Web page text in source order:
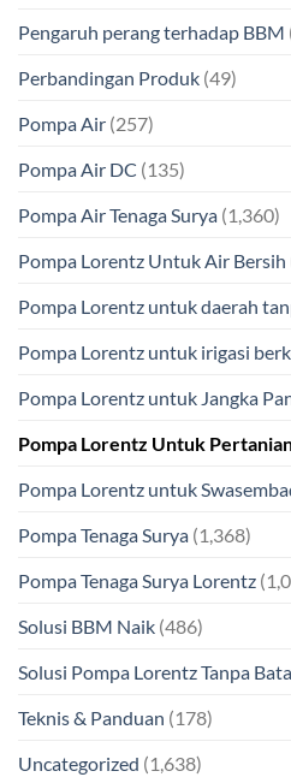
Pengaruh perang terhadap BBM
Perbandingan Produk (49)
Pompa Air (257)
Pompa Air DC (135)
Pompa Air Tenaga Surya (1,360)
Pompa Lorentz Untuk Air Bersih
Pompa Lorentz untuk daerah
Pompa Lorentz untuk irigasi
Pompa Lorentz untuk Jangka
Pompa Lorentz Untuk
Pompa Lorentz untuk
Pompa Tenaga Surya (1,368)
Pompa Tenaga Surya Lorentz
Solusi BBM Naik (486)
Solusi Pompa Lorentz Tanpa
Teknis & Panduan (178)
Uncategorized (1,638)